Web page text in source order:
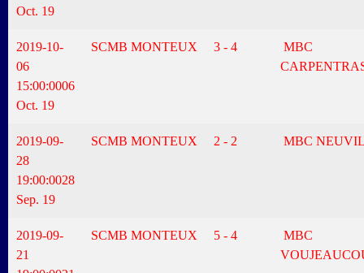
Oct. 19
2019-10-
06
15:00:0006
Oct. 19
SCMB MONTEUX 3 - 4
MBC
2019-09-
28
19:00:0028
Sep. 19
SCMB MONTEUX 2 - 2 MBC
2019-09-
21
SCMB MONTEUX 5 - 4
MBC